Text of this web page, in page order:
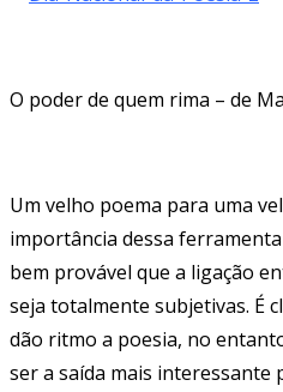
O poder de quem rima – de
Um velho poema para uma
importância dessa
bem provável que a ligação
seja totalmente subjetivas. É
dão ritmo a poesia, no
ser a saída mais interessante